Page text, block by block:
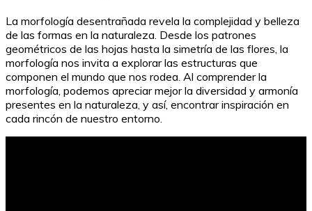
La morfología desentrañada revela la complejidad y belleza
de las formas en la naturaleza. Desde los patrones
geométricos de las hojas hasta la simetría de las flores, la
morfología nos invita a explorar las estructuras que
componen el mundo que nos rodea. Al comprender la
morfología, podemos apreciar mejor la diversidad y armonía
presentes en la naturaleza, y así, encontrar inspiración en
cada rincón de nuestro entorno.